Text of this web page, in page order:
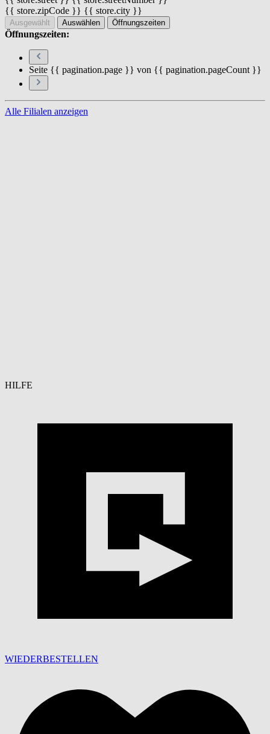
{{ store.zipCode }} {{ store.city }}
Ausgewählt Auswählen Öffnungszeiten
Öffnungszeiten:
Seite {{ pagination.page }} von {{ pagination.pageCount }}
Alle Filialen anzeigen
HILFE
WIEDERBESTELLEN